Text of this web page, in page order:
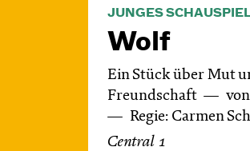
JUNGES
Wolf
Ein Stück über Mut
Freundschaft
Regie: Carmen
Central 1